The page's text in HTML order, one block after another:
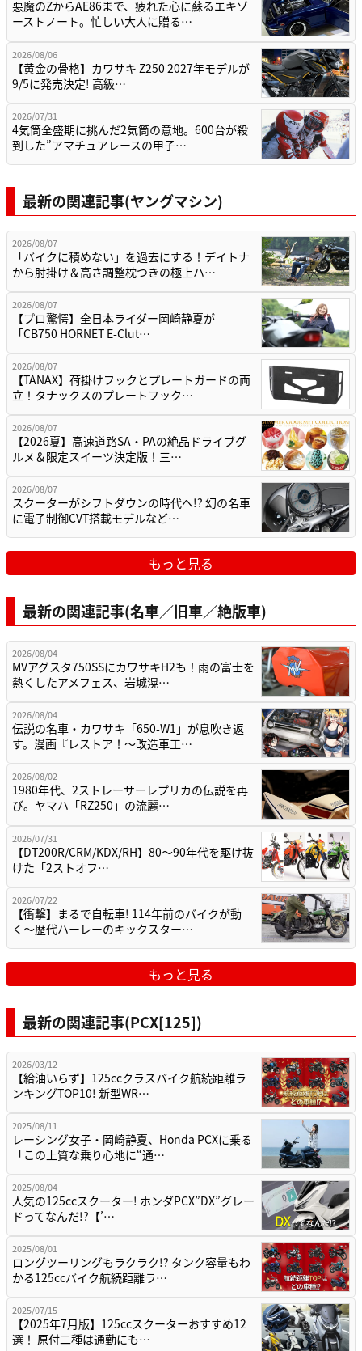
悪魔のZからAE86まで、疲れた心に蘇るエキゾ
ーストノート。忙しい大人に贈る…
2026/08/06
【黄金の骨格】カワサキ Z250 2027年モデルが
9/5に発売決定! 高級…
2026/07/31
4気筒全盛期に挑んだ2気筒の意地。600台が殺
到した”アマチュアレースの甲子…
最新の関連記事(ヤングマシン)
2026/08/07
「バイクに積めない」を過去にする！デイトナ
から肘掛け＆高さ調整枕つきの極上ハ…
2026/08/07
【プロ驚愕】全日本ライダー岡崎静夏が
「CB750 HORNET E-Clut…
2026/08/07
【TANAX】荷掛けフックとプレートガードの両
立！タナックスのプレートフック…
2026/08/07
【2026夏】高速道路SA・PAの絶品ドライブグ
ルメ＆限定スイーツ決定版！三…
2026/08/07
スクーターがシフトダウンの時代へ!? 幻の名車
に電子制御CVT搭載モデルなど…
もっと見る
最新の関連記事(名車／旧車／絶版車)
2026/08/04
MVアグスタ750SSにカワサキH2も！雨の富士を
熱くしたアメフェス、岩城滉…
2026/08/04
伝説の名車・カワサキ「650-W1」が息吹き返
す。漫画『レストア！～改造車工…
2026/08/02
1980年代、2ストレーサーレプリカの伝説を再
び。ヤマハ「RZ250」の流麗…
2026/07/31
【DT200R/CRM/KDX/RH】80〜90年代を駆け抜
けた「2ストオフ…
2026/07/22
【衝撃】まるで自転車! 114年前のバイクが動
く〜歴代ハーレーのキックスター…
もっと見る
最新の関連記事(PCX[125])
2026/03/12
【給油いらず】125ccクラスバイク航続距離ラ
ンキングTOP10! 新型WR…
2025/08/11
レーシング女子・岡崎静夏、Honda PCXに乗る
「この上質な乗り心地に“通…
2025/08/04
人気の125ccスクーター! ホンダPCX”DX”グレー
ドってなんだ!?【’…
2025/08/01
ロングツーリングもラクラク!? タンク容量もわ
かる125ccバイク航続距離ラ…
2025/07/15
【2025年7月版】125ccスクーターおすすめ12
選！ 原付二種は通勤にも…